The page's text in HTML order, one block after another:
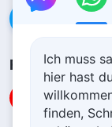
Kontaktiere
Folge uns
Ich muss
hier hast
finden,